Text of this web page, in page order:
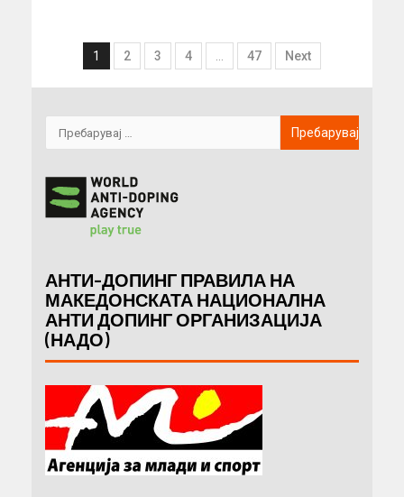
1 2 3 4 … 47 Next
АНТИ-ДОПИНГ ПРАВИЛА НА
МАКЕДОНСКАТА НАЦИОНАЛНА
АНТИ ДОПИНГ ОРГАНИЗАЦИЈА
(НАДО)